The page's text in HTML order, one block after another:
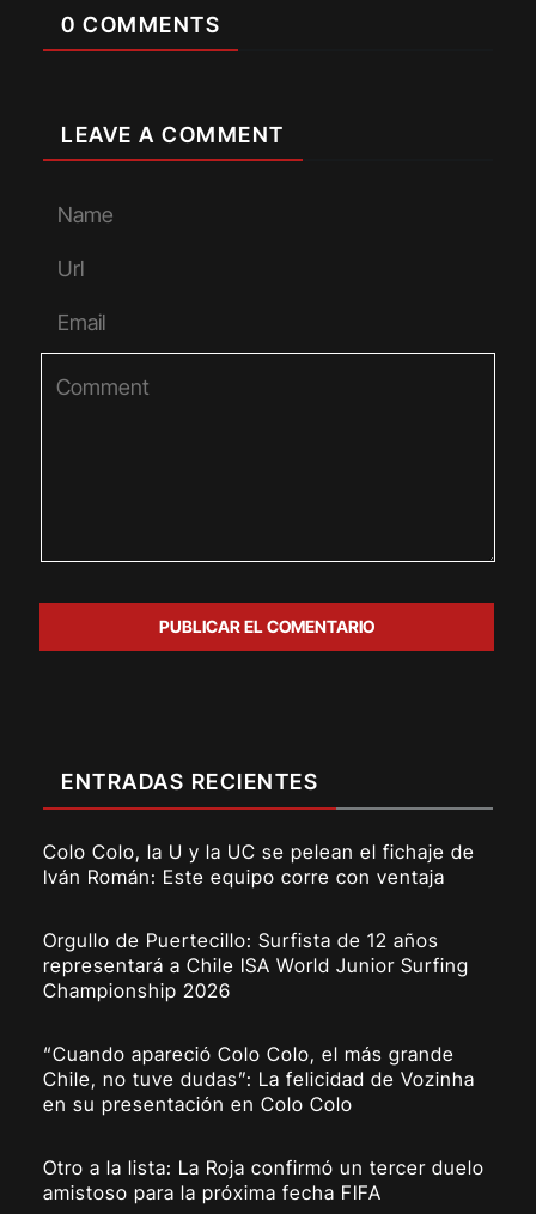
0 COMMENTS
LEAVE A COMMENT
ENTRADAS RECIENTES
Colo Colo, la U y la UC se pelean el fichaje de
Iván Román: Este equipo corre con ventaja
Orgullo de Puertecillo: Surfista de 12 años
representará a Chile ISA World Junior Surfing
Championship 2026
“Cuando apareció Colo Colo, el más grande
Chile, no tuve dudas”: La felicidad de Vozinha
en su presentación en Colo Colo
Otro a la lista: La Roja confirmó un tercer duelo
amistoso para la próxima fecha FIFA